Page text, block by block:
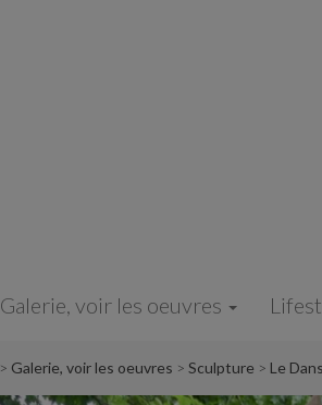
Galerie, voir les oeuvres
Galerie, voir les oeuvres Sculpture Le